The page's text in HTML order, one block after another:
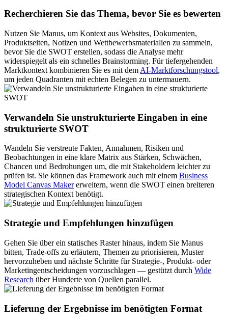
Recherchieren Sie das Thema, bevor Sie es bewerten
Nutzen Sie Manus, um Kontext aus Websites, Dokumenten,
Produktseiten, Notizen und Wettbewerbsmaterialien zu sammeln,
bevor Sie die SWOT erstellen, sodass die Analyse mehr
widerspiegelt als ein schnelles Brainstorming. Für tiefergehenden
Marktkontext kombinieren Sie es mit dem AI-Marktforschungstool,
um jeden Quadranten mit echten Belegen zu untermauern.
Verwandeln Sie unstrukturierte Eingaben in eine
strukturierte SWOT
Wandeln Sie verstreute Fakten, Annahmen, Risiken und
Beobachtungen in eine klare Matrix aus Stärken, Schwächen,
Chancen und Bedrohungen um, die mit Stakeholdern leichter zu
prüfen ist. Sie können das Framework auch mit einem Business
Model Canvas Makererweitern, wenn die SWOT einen breiteren
strategischen Kontext benötigt.
Strategie und Empfehlungen hinzufügen
Gehen Sie über ein statisches Raster hinaus, indem Sie Manus
bitten, Trade-offs zu erläutern, Themen zu priorisieren, Muster
hervorzuheben und nächste Schritte für Strategie-, Produkt- oder
Marketingentscheidungen vorzuschlagen — gestützt durch Wide
Research über Hunderte von Quellen parallel.
Lieferung der Ergebnisse im benötigten Format